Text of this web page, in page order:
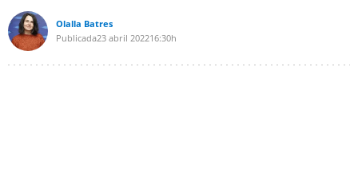
Olalla Batres
Publicada23 abril 202216:30h